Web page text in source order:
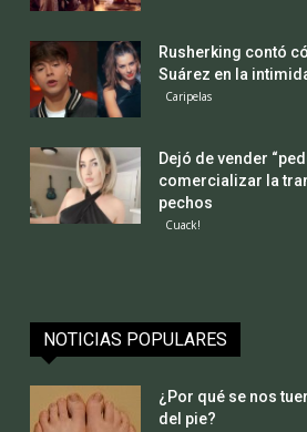
Rusherking contó
Suárez en la
Caripelas
Dejó de vender
comercializar la
pechos
Cuack!
NOTICIAS POPULARES
¿Por qué se nos
del pie?